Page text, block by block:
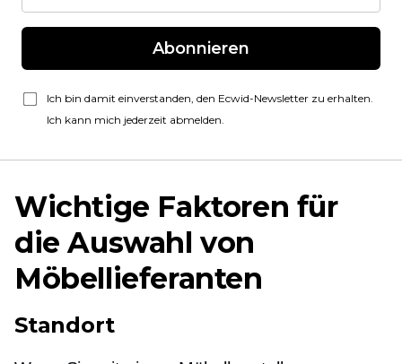
Abonnieren
Ich bin damit einverstanden, den Ecwid-Newsletter zu erhalten.
Ich kann mich jederzeit abmelden.
Wichtige Faktoren für
die Auswahl von
Möbellieferanten
Standort